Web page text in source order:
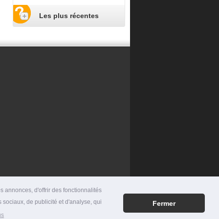
annonces, d'offrir des fonctionnalités
de publicité et d'analyse, qui
Fermer
Les plus récentes